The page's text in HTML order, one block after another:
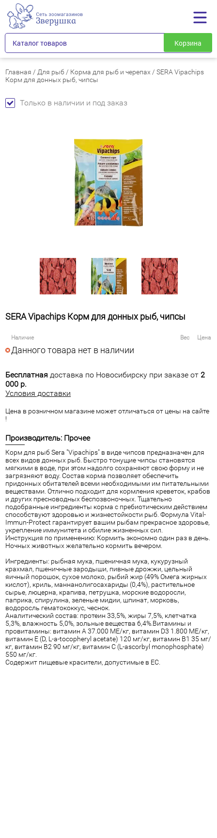
Каталог товаров Корзина
Главная / Для рыб / Корма для рыб и черепах /SERA Vipachips
Корм для донных рыб, чипсы
Только в наличии и под заказ
SERA Vipachips Корм для донных рыб, чипсы
Наличие Вес Цена
Данного товара нет в наличии
Бесплатная доставка по Новосибирску при заказе от 2
000 р.
Условия доставки
Цена в розничном магазине может отличаться от цены на сайте
!
Производитель: Прочее
Корм для рыб Sera "Vipachips" в виде чипсов предназначен для
всех видов донных рыб. Быстро тонущие чипсы становятся
мягкими в воде, при этом надолго сохраняют свою форму и не
загрязняют воду. Состав корма позволяет обеспечить
придонных обитателей всеми необходимыми им питательными
веществами. Отлично подходит для кормления креветок, крабов
и других пресноводных беспозвоночных. Тщательно
подобранные ингредиенты корма с пребиотическим действием
способствуют здоровью и жизнестойкости рыб. Формула Vital-
Immun-Protect гарантирует вашим рыбам прекрасное здоровье,
укрепление иммунитета и обилие жизненных сил.
Инструкция по применению: Кормить экономно один раз в день.
Ночных животных желательно кормить вечером.
Ингредиенты: рыбная мука, пшеничная мука, кукурузный
крахмал, пшеничные зародыши, пивные дрожжи, цельный
яичный порошок, сухое молоко, рыбий жир (49% Омега жирных
кислот), криль, маннанолигосахариды (0,4%), растительное
сырье, люцерна, крапива, петрушка, морские водоросли,
паприка, спирулина, зеленые мидии, шпинат, морковь,
водоросль гематококкус, чеснок.
Аналитический состав: протеин 33,5%, жиры 7,5%, клетчатка
5,3%, влажность 5,0%, зольные вещества 6,4%.Витамины и
провитамины: витамин A 37.000 МЕ/кг, витамин D3 1.800 МЕ/кг,
витамин E (D, L-а-tocopheryl acetate) 120 мг/кг, витамин B1 35 мг/
кг, витамин B2 90 мг/кг, витамин C (L-ascorbyl monophosphate)
550 мг/кг.
Содержит пищевые красители, допустимые в ЕС.